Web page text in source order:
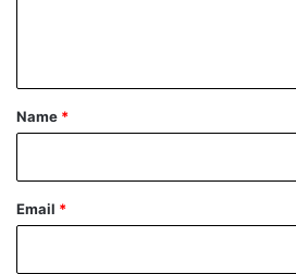
*
Name *
Email *